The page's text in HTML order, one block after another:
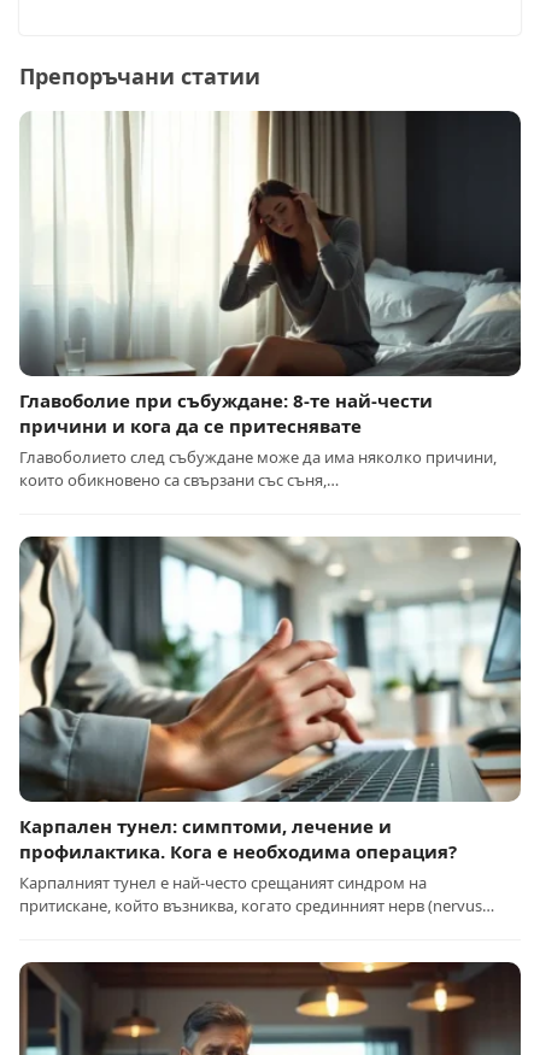
Препоръчани статии
Главоболие при събуждане: 8-те най-чести
причини и кога да се притеснявате
Главоболието след събуждане може да има няколко причини,
които обикновено са свързани със съня,…
Карпален тунел: симптоми, лечение и
профилактика. Кога е необходима операция?
Карпалният тунел е най-често срещаният синдром на
притискане, който възниква, когато срединният нерв (nervus…